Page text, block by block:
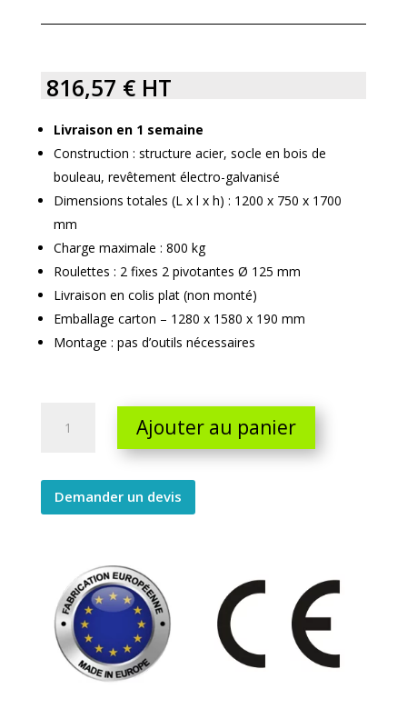
816,57 € HT
Livraison en 1 semaine
Construction : structure acier, socle en bois de
bouleau, revêtement électro-galvanisé
Dimensions totales (L x l x h) : 1200 x 750 x 1700
mm
Charge maximale : 800 kg
Roulettes : 2 fixes 2 pivotantes Ø 125 mm
Livraison en colis plat (non monté)
Emballage carton – 1280 x 1580 x 190 mm
Montage : pas d’outils nécessaires
avec
plateforme
Ajouter au panier
Demander un devis